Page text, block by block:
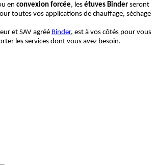
en convexion forcée, les étuves Binder seront
toutes vos applications de chauffage, séchage
et SAV agréé Binder, est à vos côtés pour vous
les services dont vous avez besoin.